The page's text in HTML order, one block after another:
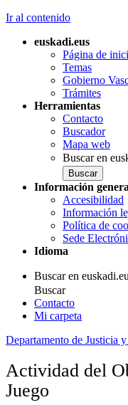
Ir al contenido
euskadi.eus
Página de
Temas
Gobierno
Trámites
Herramientas
Contacto
Buscador
Mapa web
Buscar en
Información
Accesibilidad
Información
Política de
Sede
Idioma
Buscar en
Buscar
Contacto
Mi carpeta
Departamento de Justicia
Actividad del
Juego